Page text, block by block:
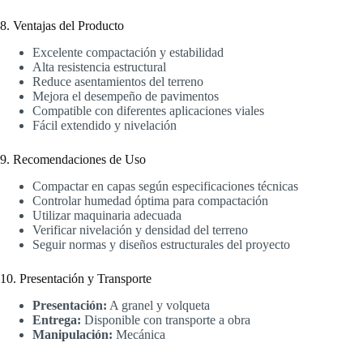
8. Ventajas del Producto
Excelente compactación y estabilidad
Alta resistencia estructural
Reduce asentamientos del terreno
Mejora el desempeño de pavimentos
Compatible con diferentes aplicaciones viales
Fácil extendido y nivelación
9. Recomendaciones de Uso
Compactar en capas según especificaciones técnicas
Controlar humedad óptima para compactación
Utilizar maquinaria adecuada
Verificar nivelación y densidad del terreno
Seguir normas y diseños estructurales del proyecto
10. Presentación y Transporte
Presentación: A granel y volqueta
Entrega: Disponible con transporte a obra
Manipulación: Mecánica